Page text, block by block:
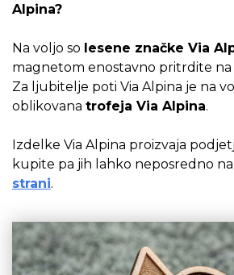
Alpina?
Na voljo so lesene značke Via
magnetom enostavno pritrdite na
Za ljubitelje poti Via Alpina je na
oblikovana trofeja Via Alpina.
Izdelke Via Alpina proizvaja
kupite pa jih lahko neposredno
strani.